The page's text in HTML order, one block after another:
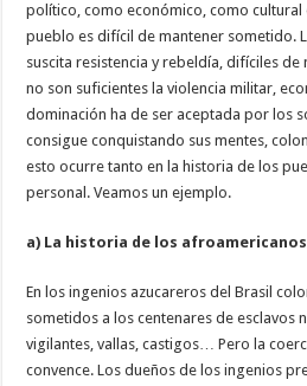
político, como económico, como cultural
pueblo es difícil de mantener sometido.
suscita resistencia y rebeldía, difíciles de
no son suficientes la violencia militar,
dominación ha de ser aceptada por los
consigue conquistando sus mentes,
esto ocurre tanto en la historia de los
personal. Veamos un ejemplo.
a) La historia de los afroamericanos
En los ingenios azucareros del Brasil
sometidos a los centenares de esclavos
vigilantes, vallas, castigos… Pero la
convence. Los dueños de los ingenios